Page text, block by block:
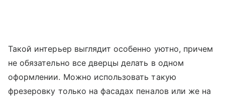
Такой интерьер выглядит особенно уютно, причем
не обязательно все дверцы делать в одном
оформлении. Можно использовать такую
фрезеровку только на фасадах пеналов или же на